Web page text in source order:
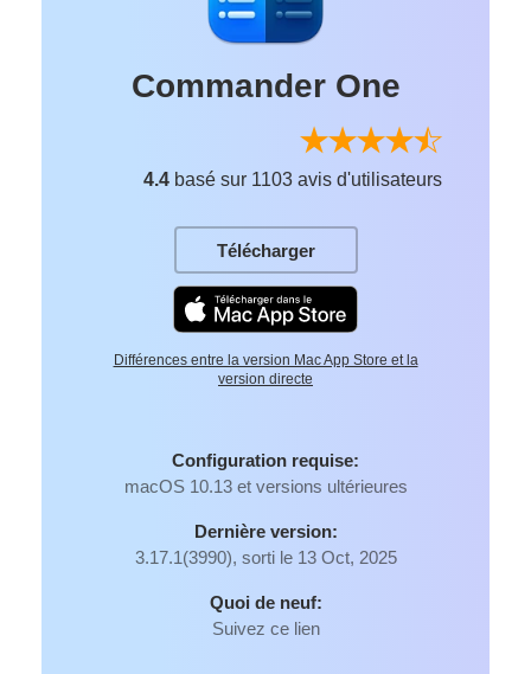
Commander One
4.4 basé sur 1103 avis d'utilisateurs
Télécharger
Différences entre la version Mac App Store et la
version directe
Configuration requise:
macOS 10.13 et versions ultérieures
Dernière version:
3.17.1(3990), sorti le 13 Oct, 2025
Quoi de neuf:
Suivez ce lien